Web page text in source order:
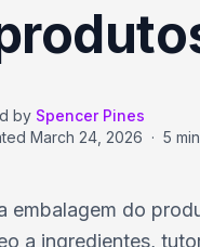
by Spencer Pines
March 24, 2026 · 5
embalagem do
a ingredientes,